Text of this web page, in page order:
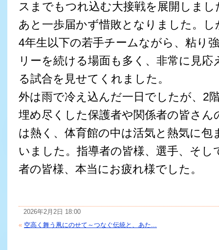
スまでもつれ込む大接戦を展開しまし
あと一歩届かず惜敗となりました。し
4年生以下の若手チームながら、粘り
リーを続ける場面も多く、非常に見応
る試合を見せてくれました。
外は雨で冷え込んだ一日でしたが、2
埋め尽くした保護者や関係者の皆さん
は熱く、体育館の中は活気と熱気に包
いました。指導者の皆様、選手、そし
者の皆様、本当にお疲れ様でした。
2026年2月2日 18:00
« 空高く舞う凧にのせて～つなぐ伝統と、あた...